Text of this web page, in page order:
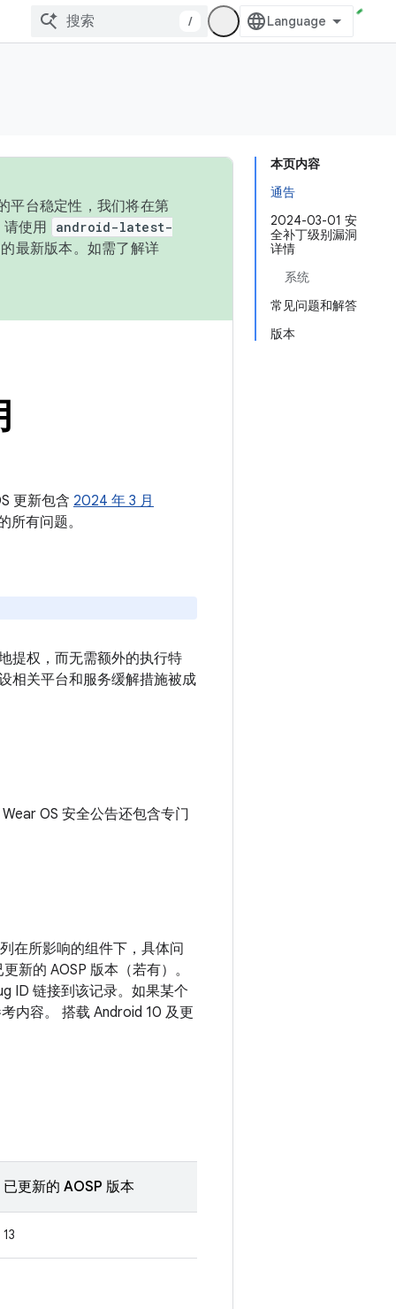
/
本页内容
通告
2024-03-01 安
全补丁级别漏洞
详情
系统
常见问题和解答
版本
平台稳定性，我们将在第
使用
android-latest-
最新版本。如需了解详
更新包含 2024 年 3 月
有问题。
提权，而无需额外的执行特
相关平台和服务缓解措施被成
OS 安全公告还包含专门
在所影响的组件下，具体问
新的 AOSP 版本（若有）。
ID 链接到该记录。如果某个
内容。 搭载 Android 10 及更
已更新的 AOSP 版本
13